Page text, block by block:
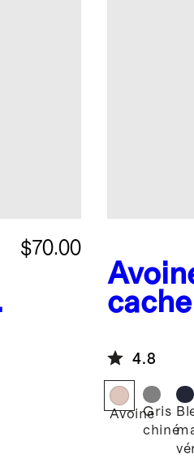
$70.00
4.8
AvoineGris
chiné